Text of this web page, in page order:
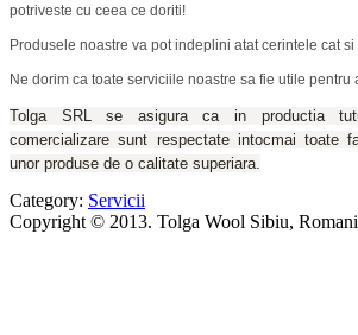
potriveste cu ceea ce doriti!
Produsele noastre va pot indeplini atat cerintele cat
Ne dorim ca toate serviciile noastre sa fie utile pentru
Tolga SRL se asigura ca in productia
comercializare sunt respectate intocmai toate
unor produse de o calitate superiara.
Category: Servicii
Copyright © 2013. Tolga Wool Sibiu,